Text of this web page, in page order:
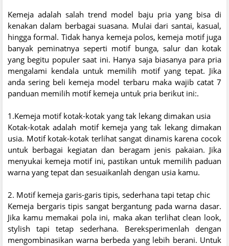
Kemeja adalah salah trend model baju pria yang bisa di
kenakan dalam berbagai suasana. Mulai dari santai, kasual,
hingga formal. Tidak hanya kemeja polos, kemeja motif juga
banyak peminatnya seperti motif bunga, salur dan kotak
yang begitu populer saat ini. Hanya saja biasanya para pria
mengalami kendala untuk memilih motif yang tepat. Jika
anda sering beli kemeja model terbaru maka wajib catat 7
panduan memilih motif kemeja untuk pria berikut ini:.
1.Kemeja motif kotak-kotak yang tak lekang dimakan usia
Kotak-kotak adalah motif kemeja yang tak lekang dimakan
usia. Motif kotak-kotak terlihat sangat dinamis karena cocok
untuk berbagai kegiatan dan beragam jenis pakaian. Jika
menyukai kemeja motif ini, pastikan untuk memilih paduan
warna yang tepat dan sesuaikanlah dengan usia kamu.
2. Motif kemeja garis-garis tipis, sederhana tapi tetap chic
Kemeja bergaris tipis sangat bergantung pada warna dasar.
Jika kamu memakai pola ini, maka akan terlihat clean look,
stylish tapi tetap sederhana. Bereksperimenlah dengan
mengombinasikan warna berbeda yang lebih berani. Untuk